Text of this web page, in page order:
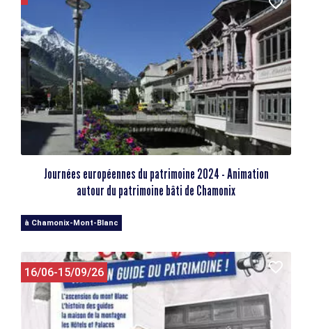
Journées européennes du patrimoine 2024 - Animation
autour du patrimoine bâti de Chamonix
à Chamonix-Mont-Blanc
16/06-15/09/26